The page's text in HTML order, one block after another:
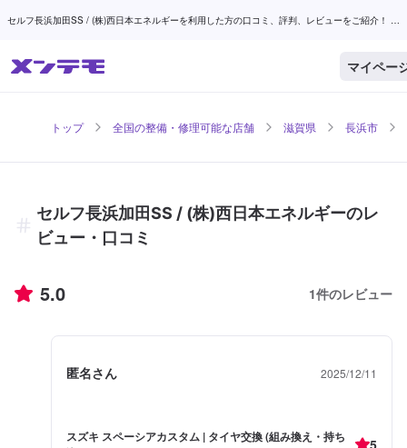
セルフ長浜加田SS / (株)西日本エネルギーを利用した方の口コミ、評判、レビューをご紹介！ |
マイペー
トップ 全国の整備・修理可能な店舗 滋賀県 長浜市
セルフ長浜加田SS / (株)西日本エネルギーのレ
ビュー・口コミ
5.0 1件のレビュー
匿名さん 2025/12/11
スズキ スペーシアカスタム | タイヤ交換 (組み換え・持ち